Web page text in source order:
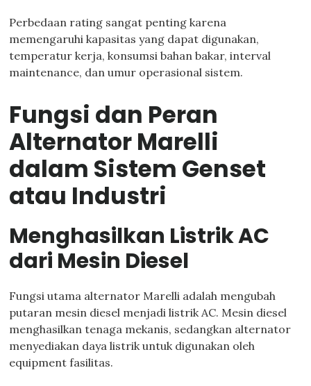
Perbedaan rating sangat penting karena
memengaruhi kapasitas yang dapat digunakan,
temperatur kerja, konsumsi bahan bakar, interval
maintenance, dan umur operasional sistem.
Fungsi dan Peran
Alternator Marelli
dalam Sistem Genset
atau Industri
Menghasilkan Listrik AC
dari Mesin Diesel
Fungsi utama alternator Marelli adalah mengubah
putaran mesin diesel menjadi listrik AC. Mesin diesel
menghasilkan tenaga mekanis, sedangkan alternator
menyediakan daya listrik untuk digunakan oleh
equipment fasilitas.